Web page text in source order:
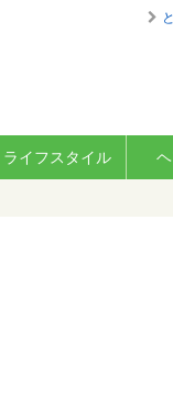
ライフスタイル